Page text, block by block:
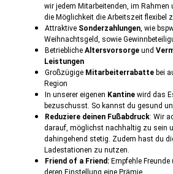
wir jedem Mitarbeitenden, im Rahmen
die Möglichkeit die Arbeitszeit flexibel
Attraktive Sonderzahlungen, wie
Weihnachtsgeld, sowie
Betriebliche Altersvorsorge und
Leistungen
Großzügige Mitarbeiterrabattebei
Region
In unserer eigenen Kantinewird das
bezuschusst. So kannst du gesund
Reduziere deinen Fußabdruck: Wir
darauf, möglichst nachhaltig zu sein
dahingehend stetig. Zudem hast du
Ladestationen zu nutzen.
Friend of a Friend: Empfehle
deren Einstellung eine Prämie